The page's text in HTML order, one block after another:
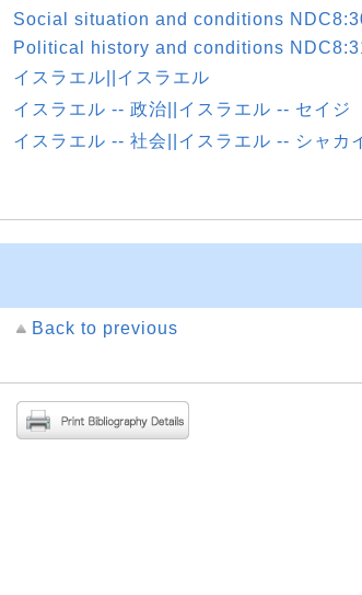
Social situation and conditions
Political history and conditions
イスラエル||イスラエル
イスラエル -- 政治||イスラエル -- セイジ
イスラエル -- 社会||イスラエル -- シャカ
Back to previous